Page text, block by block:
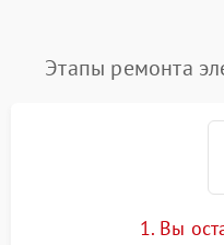
Этапы ремонта
1. Вы